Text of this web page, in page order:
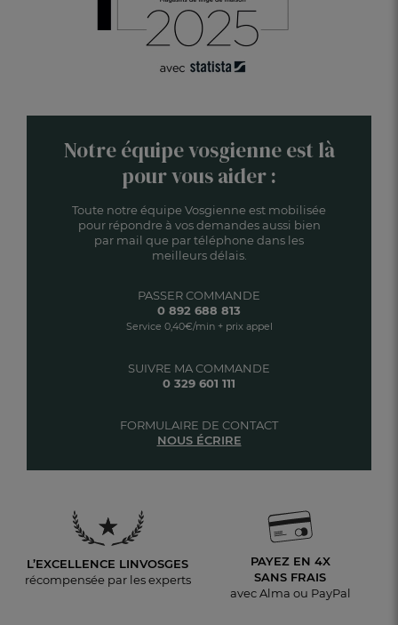
Notre équipe vosgienne est là
pour vous aider :
Toute notre équipe Vosgienne est mobilisée
pour répondre à vos demandes aussi bien
par mail que par téléphone dans les
meilleurs délais.
SUIVRE MA COMMANDE
0 329 601 111
PASSER COMMANDE
0 892 688 813
Service 0,40€/min + prix appel
FORMULAIRE DE CONTACT
NOUS ÉCRIRE
L’EXCELLENCE LINVOSGES
récompensée par les experts
PAYEZ EN 4X
SANS FRAIS
avec Alma ou PayPal